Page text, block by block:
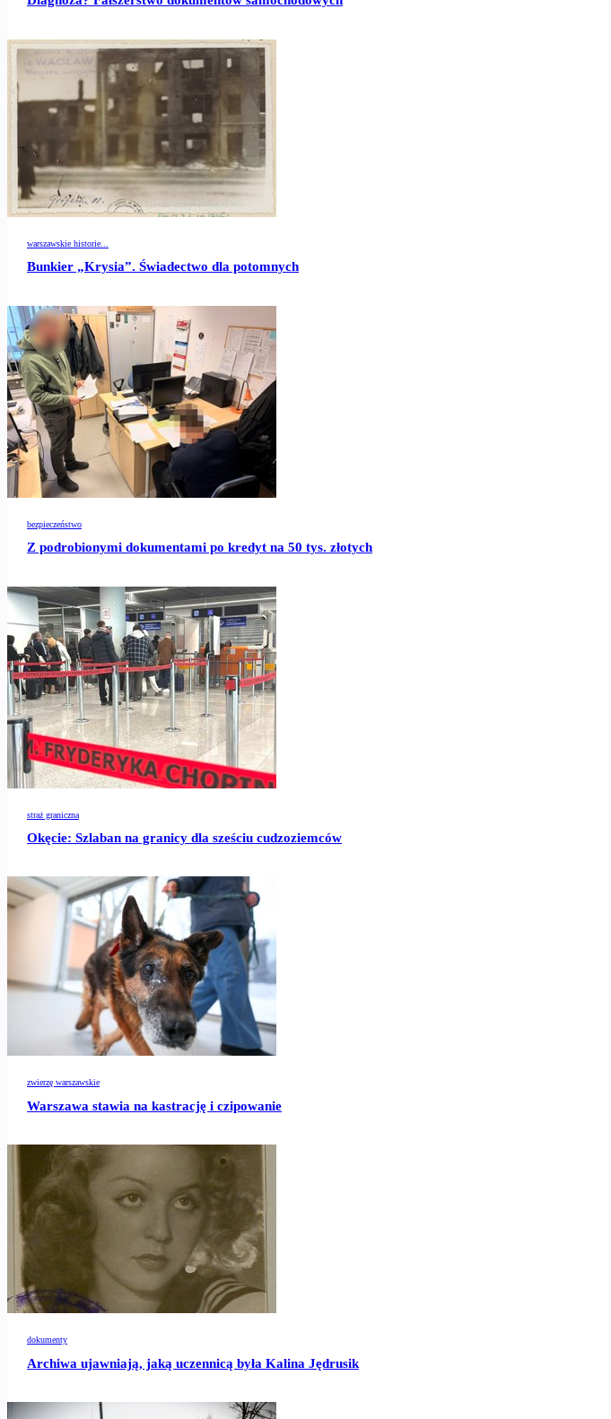
warszawskie historie...
Bunkier „Krysia”. Świadectwo dla potomnych
bezpieczeństwo
Z podrobionymi dokumentami po kredyt na 50 tys. złotych
straż graniczna
Okęcie: Szlaban na granicy dla sześciu cudzoziemców
zwierzę warszawskie
Warszawa stawia na kastrację i czipowanie
dokumenty
Archiwa ujawniają, jaką uczennicą była Kalina Jędrusik